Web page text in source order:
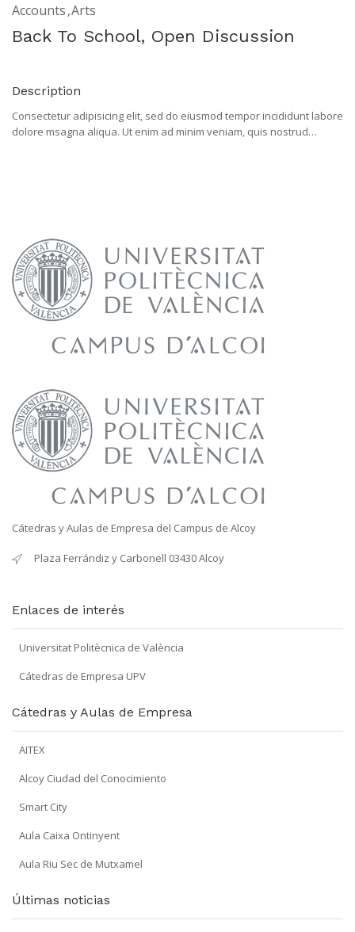
Accounts Arts
Back To School, Open Discussion
Description
Consectetur adipisicing elit, sed do eiusmod tempor incididunt labore
dolore msagna aliqua. Ut enim ad minim veniam, quis nostrud
Cátedras y Aulas de Empresa del Campus de Alcoy
Plaza Ferrándiz y Carbonell 03430 Alcoy
Enlaces de interés
Universitat Politècnica de València
Cátedras de Empresa UPV
Cátedras y Aulas de Empresa
AITEX
Alcoy Ciudad del Conocimiento
Smart City
Aula Caixa Ontinyent
Aula Riu Sec de Mutxamel
Últimas noticias